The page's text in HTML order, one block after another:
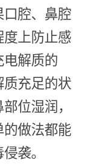
口腔、鼻腔
度上防止感
电解质的
质充足的状
位湿润，
的做法都能
袭。